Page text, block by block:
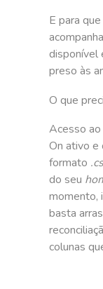
E para
disponível
preso às
O que
Acesso
On ativo e
formato
do seu
momento,
basta
colunas